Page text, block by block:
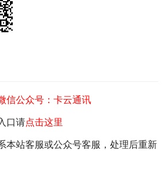
信公众号：卡云通讯
口请点击这里
本站客服或公众号客服，处理后重新